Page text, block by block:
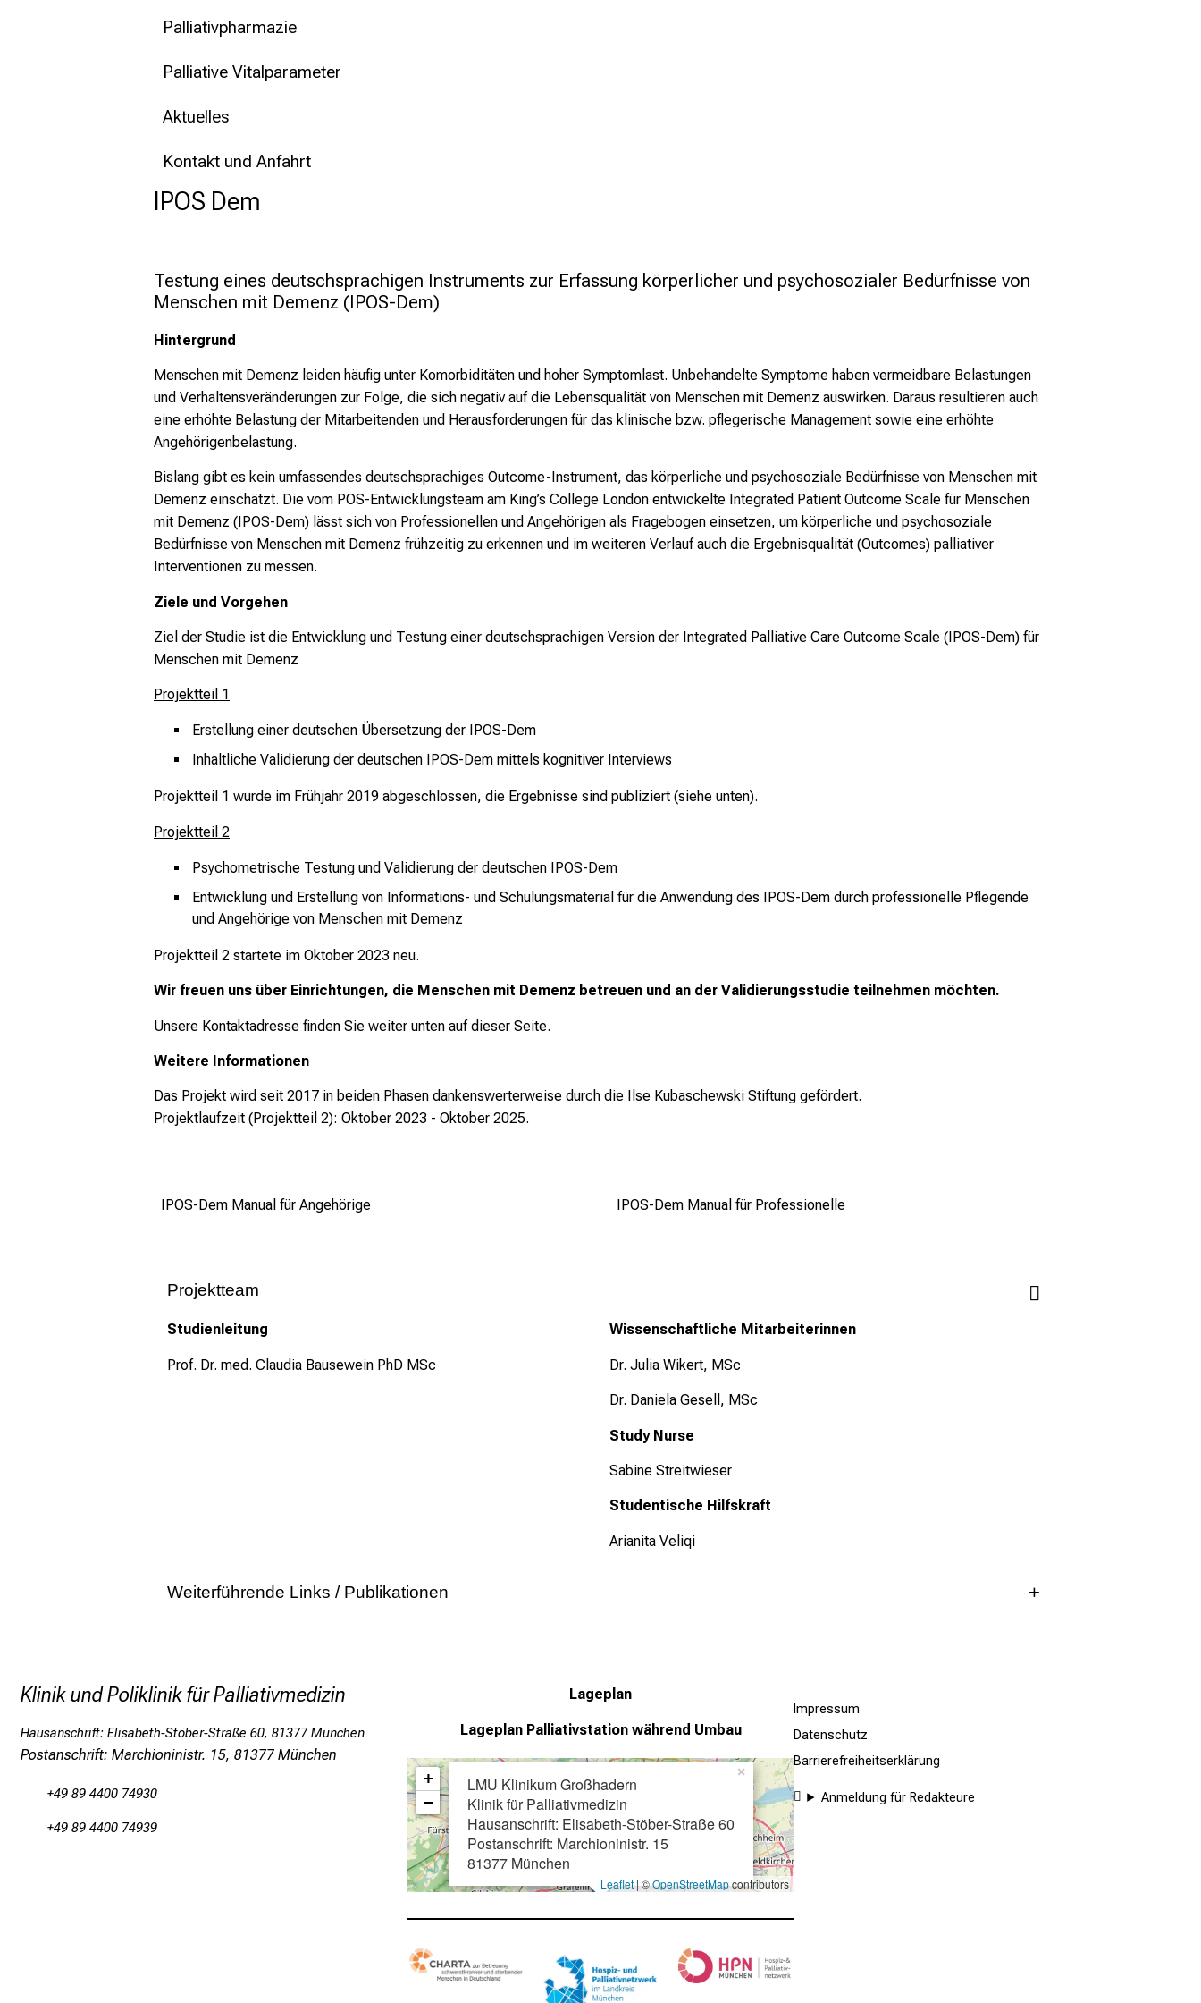
Palliativpharmazie
Palliative Vitalparameter
Aktuelles
Kontakt und Anfahrt
IPOS Dem
Testung eines deutschsprachigen Instruments zur Erfassung körperlicher und psychosozialer Bedürfnisse von
Menschen mit Demenz (IPOS-Dem)
Hintergrund
Menschen mit Demenz leiden häufig unter Komorbiditäten und hoher Symptomlast. Unbehandelte Symptome haben vermeidbare Belastungen
und Verhaltensveränderungen zur Folge, die sich negativ auf die Lebensqualität von Menschen mit Demenz auswirken. Daraus resultieren auch
eine erhöhte Belastung der Mitarbeitenden und Herausforderungen für das klinische bzw. pflegerische Management sowie eine erhöhte
Angehörigenbelastung.
Bislang gibt es kein umfassendes deutschsprachiges Outcome-Instrument, das körperliche und psychosoziale Bedürfnisse von Menschen mit
Demenz einschätzt. Die vom POS-Entwicklungsteam am King’s College London entwickelte Integrated Patient Outcome Scale für Menschen
mit Demenz (IPOS-Dem) lässt sich von Professionellen und Angehörigen als Fragebogen einsetzen, um körperliche und psychosoziale
Bedürfnisse von Menschen mit Demenz frühzeitig zu erkennen und im weiteren Verlauf auch die Ergebnisqualität (Outcomes) palliativer
Interventionen zu messen.
Ziele und Vorgehen
Ziel der Studie ist die Entwicklung und Testung einer deutschsprachigen Version der Integrated Palliative Care Outcome Scale (IPOS-Dem) für
Menschen mit Demenz
Projektteil 1
Erstellung einer deutschen Übersetzung der IPOS-Dem
Inhaltliche Validierung der deutschen IPOS-Dem mittels kognitiver Interviews
Projektteil 1 wurde im Frühjahr 2019 abgeschlossen, die Ergebnisse sind publiziert (siehe unten).
Projektteil 2
Psychometrische Testung und Validierung der deutschen IPOS-Dem
Entwicklung und Erstellung von Informations- und Schulungsmaterial für die Anwendung des IPOS-Dem durch professionelle Pflegende
und Angehörige von Menschen mit Demenz
Projektteil 2 startete im Oktober 2023 neu.
Wir freuen uns über Einrichtungen, die Menschen mit Demenz betreuen und an der Validierungsstudie teilnehmen möchten.
Unsere Kontaktadresse finden Sie weiter unten auf dieser Seite.
Weitere Informationen
Das Projekt wird seit 2017 in beiden Phasen dankenswerterweise durch die Ilse Kubaschewski Stiftung gefördert.
Projektlaufzeit (Projektteil 2): Oktober 2023 - Oktober 2025.
IPOS-Dem Manual für Angehörige IPOS-Dem Manual für Professionelle
Projektteam
Studienleitung
Prof. Dr. med. Claudia Bausewein PhD MSc
Wissenschaftliche Mitarbeiterinnen
Dr. Julia Wikert, MSc
Dr. Daniela Gesell, MSc
Study Nurse
Sabine Streitwieser
Studentische Hilfskraft
Arianita Veliqi
Weiterführende Links / Publikationen
Hodiamont, F., Hock, H., Ellis-Smith, C., Evans, C., de Wolf-Linder, S., Jünger, S., Diehl-Schmid, J.,
Klinik und Poliklinik für Palliativmedizin
Hausanschrift: Elisabeth-Stöber-Straße 60, 81377 München
Postanschrift: Marchioninistr. 15, 81377 München
+49 89 4400 74930
+49 89 4400 74939
Lageplan
LageplanPalliativstation während Umbau
LMU Klinikum Großhadern
Klinik für Palliativmedizin
Hausanschrift: Elisabeth-Stöber-Straße 60
Postanschrift: Marchioninistr. 15
81377 München
×
+
−
Leaflet| ©OpenStreetMapcontributors
Impressum
Datenschutz
Barrierefreiheitserklärung
Anmeldung für Redakteure